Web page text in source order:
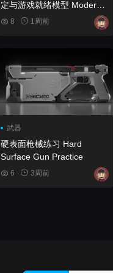
定与游戏就绪模型 Modern
Guns Bundle - Rigged &
8 1周前
武器
硬表面枪械练习 Hard
Surface Gun Practice
6 3周前